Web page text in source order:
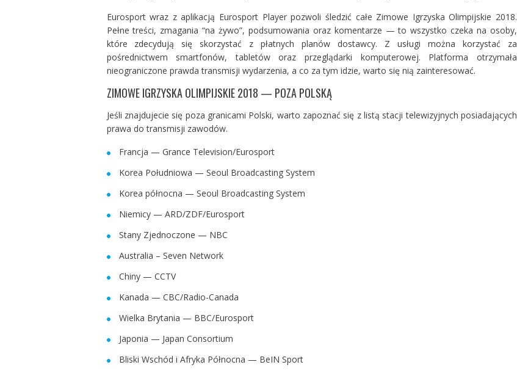
Eurosport wraz z aplikacją Eurosport Player pozwoli śledzić całe Zimowe Igrzyska Olimpijskie 2018.
Pełne treści, zmagania “na żywo”, podsumowania oraz komentarze — to wszystko czeka na osoby,
które zdecydują się skorzystać z płatnych planów dostawcy. Z usługi można korzystać za
pośrednictwem smartfonów, tabletów oraz przeglądarki komputerowej. Platforma otrzymała
nieograniczone prawda transmisji wydarzenia, a co za tym idzie, warto się nią zainteresować.
ZIMOWE IGRZYSKA OLIMPIJSKIE 2018 — POZA POLSKĄ
Jeśli znajdujecie się poza granicami Polski, warto zapoznać się z listą stacji telewizyjnych posiadających
prawa do transmisji zawodów.
Francja — Grance Television/Eurosport
Korea Południowa — Seoul Broadcasting System
Korea północna — Seoul Broadcasting System
Niemicy — ARD/ZDF/Eurosport
Stany Zjednoczone — NBC
Australia – Seven Network
Chiny — CCTV
Kanada — CBC/Radio-Canada
Wielka Brytania — BBC/Eurosport
Japonia — Japan Consortium
Bliski Wschód i Afryka Północna — BeIN Sport